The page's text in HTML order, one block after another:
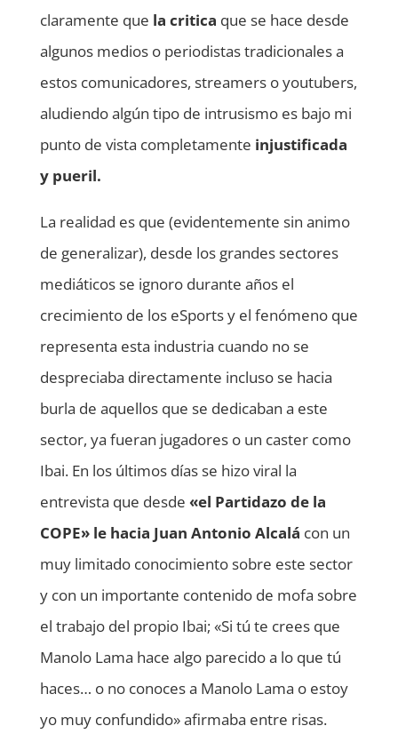
claramente que la critica que se hace desde
algunos medios o periodistas tradicionales a
estos comunicadores, streamers o youtubers,
aludiendo algún tipo de intrusismo es bajo mi
punto de vista completamente injustificada
y pueril.
La realidad es que (evidentemente sin animo
de generalizar), desde los grandes sectores
mediáticos se ignoro durante años el
crecimiento de los eSports y el fenómeno que
representa esta industria cuando no se
despreciaba directamente incluso se hacia
burla de aquellos que se dedicaban a este
sector, ya fueran jugadores o un caster como
Ibai. En los últimos días se hizo viral la
entrevista que desde «el Partidazo de la
COPE» le hacia Juan Antonio Alcalá con un
muy limitado conocimiento sobre este sector
y con un importante contenido de mofa sobre
el trabajo del propio Ibai; «Si tú te crees que
Manolo Lama hace algo parecido a lo que tú
haces… o no conoces a Manolo Lama o estoy
yo muy confundido» afirmaba entre risas.